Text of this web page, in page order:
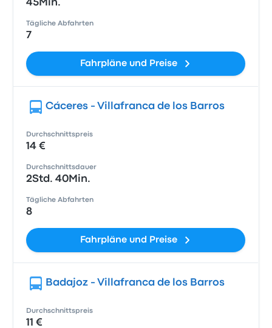
45Min.
Tägliche Abfahrten
7
Fahrpläne und Preise
Cáceres - Villafranca de los Barros
Durchschnittspreis
14 €
Durchschnittsdauer
2Std. 40Min.
Tägliche Abfahrten
8
Fahrpläne und Preise
Badajoz - Villafranca de los Barros
Durchschnittspreis
11 €